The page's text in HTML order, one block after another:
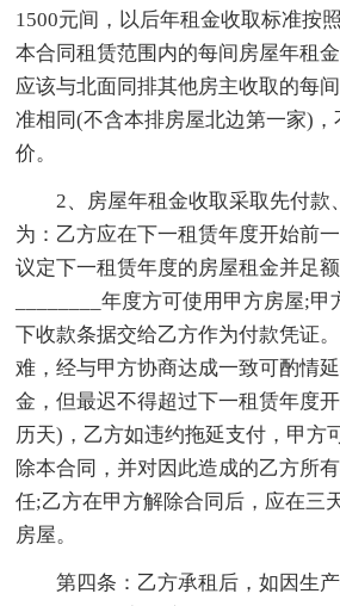
1500元间，以后年租金收取标准按
本合同租赁范围内的每间房屋年租
应该与北面同排其他房主收取的每
准相同(不含本排房屋北边第一家)
价。
2、房屋年租金收取采取先付款
为：乙方应在下一租赁年度开始前
议定下一租赁年度的房屋租金并足
________年度方可使用甲方房屋;
下收款条据交给乙方作为付款凭证
难，经与甲方协商达成一致可酌情
金，但最迟不得超过下一租赁年度
历天)，乙方如违约拖延支付，甲方
除本合同，并对因此造成的乙方所
任;乙方在甲方解除合同后，应在三
房屋。
第四条：乙方承租后，如因生产